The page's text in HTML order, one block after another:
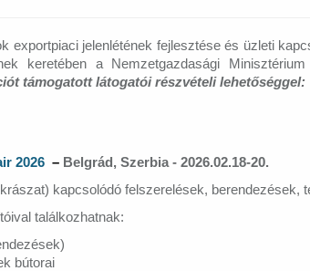
exportpiaci jelenlétének fejlesztése és üzleti
keretében a Nemzetgazdasági
támogatott látogatói részvételi lehetőséggel:
2026 – Belgrád, Szerbia - 2026.02.18-20.
kapcsolódó felszerelések, berendezések,
találkozhatnak:
bútorai